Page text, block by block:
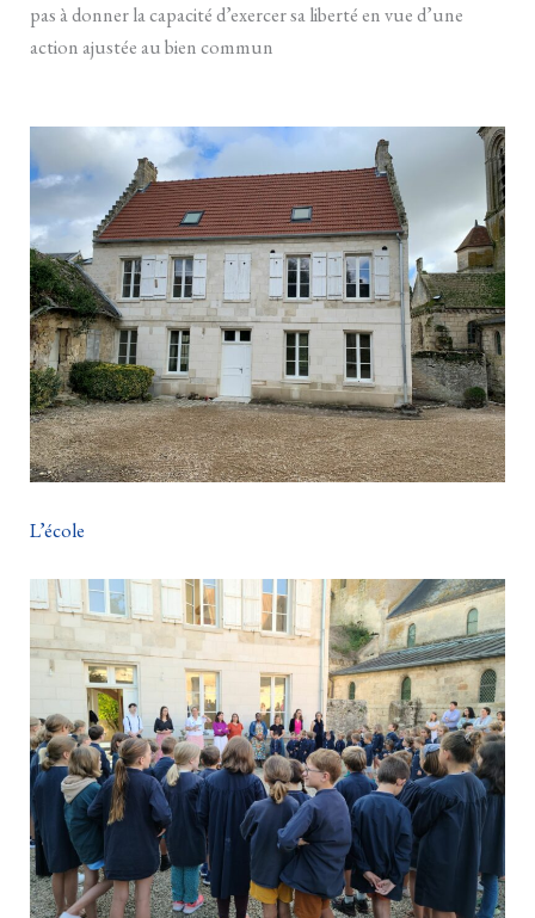
pas à donner la capacité d’exercer sa liberté en vue d’une
action ajustée au bien commun
L’école